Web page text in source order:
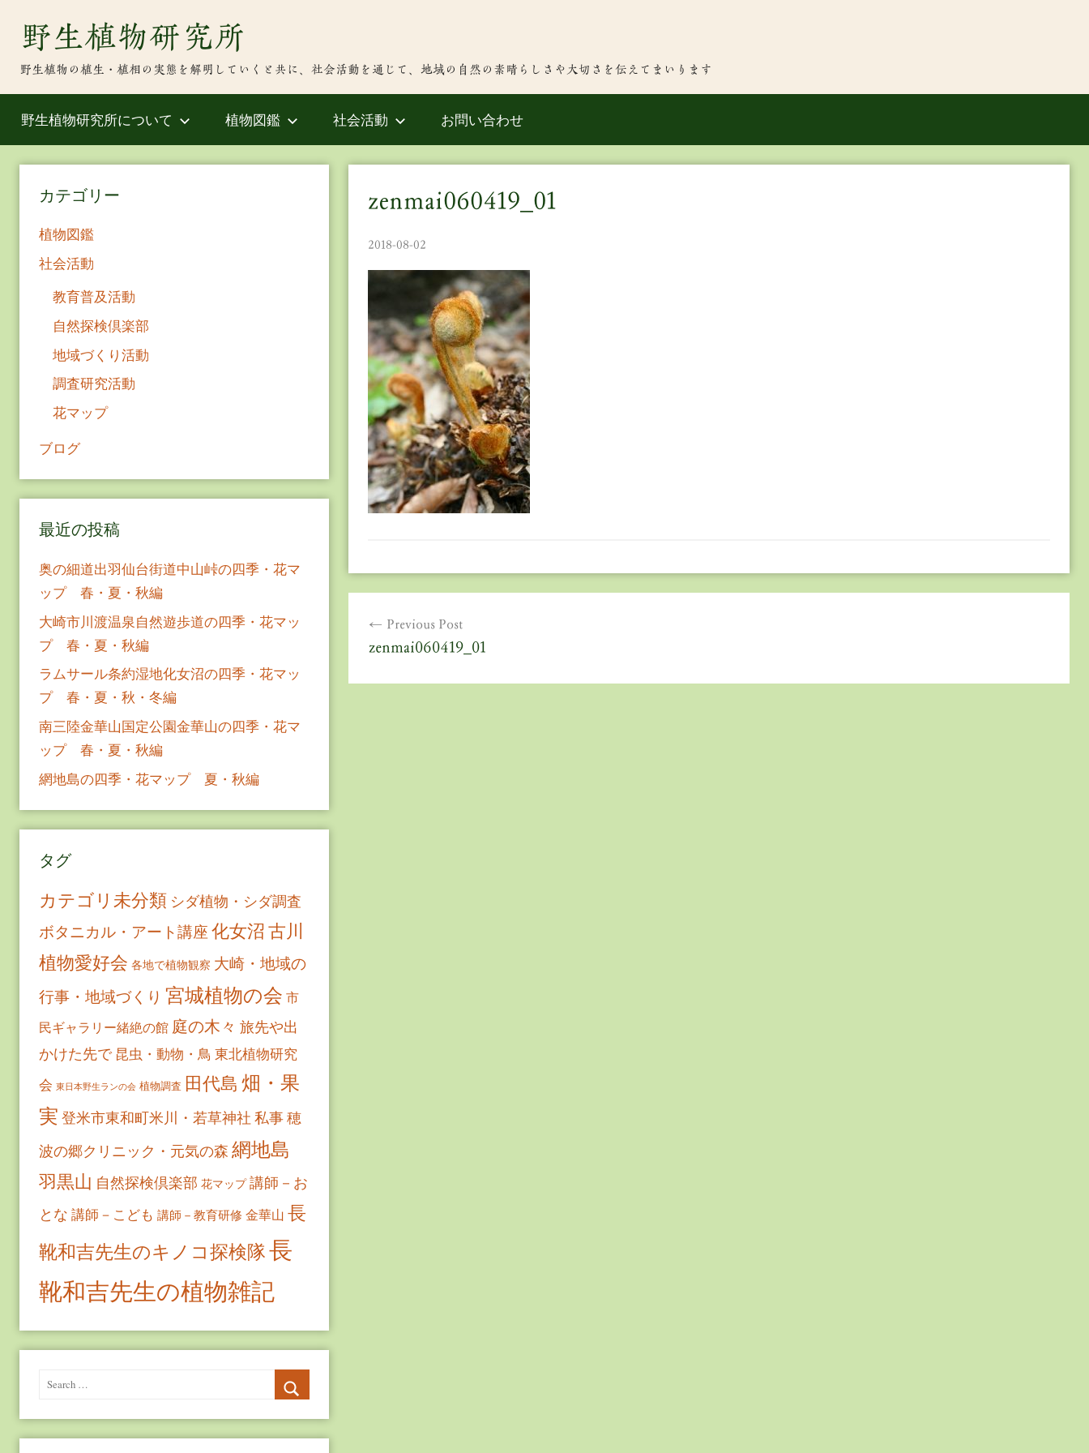
野生植物研究所
野生植物の植生・植相の実態を解明していくと共に、社会活動を通じて、地域の自然の素晴らしさや大切さを伝えてまいります
野生植物研究所について 植物図鑑 社会活動 お問い合わせ
zenmai060419_01
2018-08-02
Previous Post
zenmai060419_01
カテゴリー
植物図鑑
社会活動
教育普及活動
自然探検倶楽部
地域づくり活動
調査研究活動
花マップ
ブログ
最近の投稿
奥の細道出羽仙台街道中山峠の四季・花マ
ップ 春・夏・秋編
大崎市川渡温泉自然遊歩道の四季・花マッ
プ 春・夏・秋編
ラムサール条約湿地化女沼の四季・花マッ
プ 春・夏・秋・冬編
南三陸金華山国定公園金華山の四季・花マ
ップ 春・夏・秋編
網地島の四季・花マップ 夏・秋編
タグ
カテゴリ未分類 シダ植物・シダ調査
ボタニカル・アート講座 化女沼古川
植物愛好会 各地で植物観察 大崎・地域の
行事・地域づくり 宮城植物の会 市
民ギャラリー緒絶の館 庭の木々 旅先や出
かけた先で 昆虫・動物・鳥 東北植物研究
会 東日本野生ランの会 植物調査 田代島 畑・果
実 登米市東和町米川・若草神社 私事穂
波の郷クリニック・元気の森 網地島
羽黒山 自然探検倶楽部 花マップ 講師－お
とな 講師－こども 講師－教育研修 金華山 長
靴和吉先生のキノコ探検隊長
靴和吉先生の植物雑記
Search